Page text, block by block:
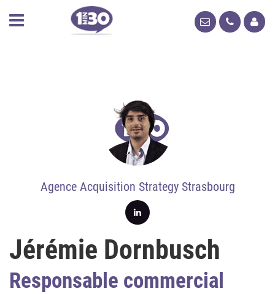
Agence Acquisition Strategy Strasbourg
Jérémie Dornbusch
Responsable commercial